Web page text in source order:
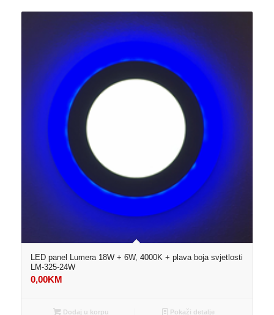
LED panel Lumera 18W + 6W, 4000K + plava boja svjetlosti
LM-325-24W
0,00KM
Dodaj u korpu Pokaži detalje